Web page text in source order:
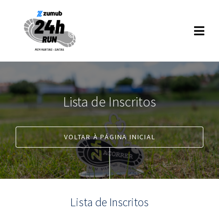
Lista de Inscritos
VOLTAR À PÁGINA INICIAL
Lista de Inscritos